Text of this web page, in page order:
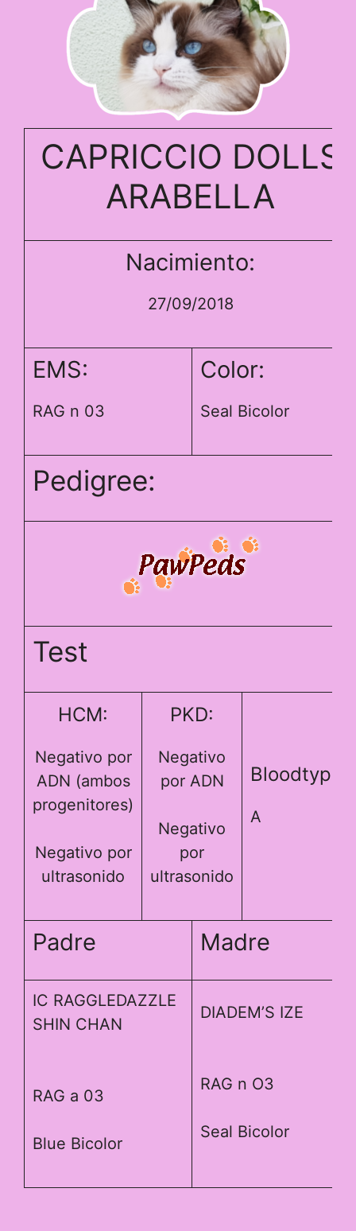
CAPRICCIO DOLLS
ARABELLA
Nacimiento:
27/09/2018
EMS:
RAG n 03
Color:
Seal Bicolor
Pedigree:
Test
HCM:
Negativo por
ADN (ambos
progenitores)
Negativo por
ultrasonido
PKD:
Negativo
por ADN
Negativo
por
ultrasonido
Bloodtype:
A
Padre Madre
IC RAGGLEDAZZLE
SHIN CHAN
RAG a 03
Blue Bicolor
DIADEM’S IZE
RAG n O3
Seal Bicolor